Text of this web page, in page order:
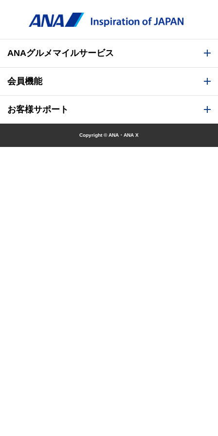
ANAグルメマイルサービス
会員機能
お客様サポート
Copyright © ANA・ANA X